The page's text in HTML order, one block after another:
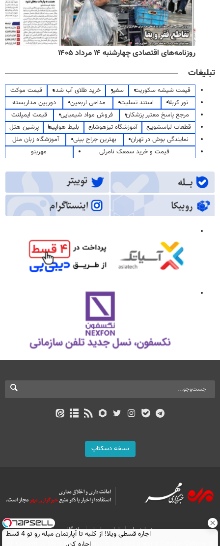
روزنامه‌های اقتصادی چهارشنبه ۱۴ مرداد ۱۴۰۵
تبلیغات
قیمت شیشه سکوریت سفیر خرید طلای آب شده
قیمت موکت
تور کربلا
استند تسلیت مداحی اربعین
دوربین مداربسته
مرجع پاسخ معتبر پزشکان
فروش مواد شیمیایی
قیمت ایمپلنت
قطعات لباسشویی
آموزشگاه تیزهوشان بلیط هواپیما
پرشین هتل
نمایندگی بوش در تهران
بهترین جراح بینی
آموزشگاه زبان ملل
قیمت و خرید سمعک نامرئی
مهرینو
نسخه دسکتاپ
درباره ما تماس با ما
بازرگانی
اجاره‌ قسطی ویلا! از کلبه تا آپارتمان مبله رو تو 4 قسط